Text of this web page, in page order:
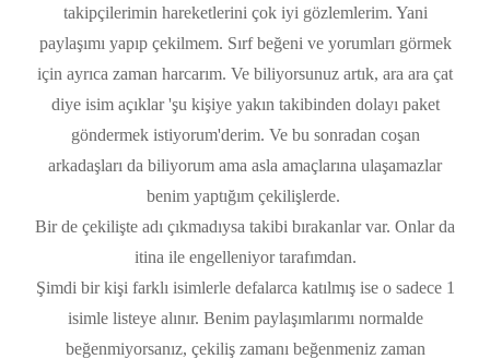
takipçilerimin hareketlerini çok iyi gözlemlerim. Yani
paylaşımı yapıp çekilmem. Sırf beğeni ve yorumları görmek
için ayrıca zaman harcarım. Ve biliyorsunuz artık, ara ara çat
diye isim açıklar 'şu kişiye yakın takibinden dolayı paket
göndermek istiyorum'derim. Ve bu sonradan coşan
arkadaşları da biliyorum ama asla amaçlarına ulaşamazlar
benim yaptığım çekilişlerde.
Bir de çekilişte adı çıkmadıysa takibi bırakanlar var. Onlar da
itina ile engelleniyor tarafımdan.
Şimdi bir kişi farklı isimlerle defalarca katılmış ise o sadece 1
isimle listeye alınır. Benim paylaşımlarımı normalde
beğenmiyorsanız, çekiliş zamanı beğenmeniz zaman